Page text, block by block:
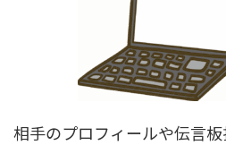
相手のプロフィールや伝言